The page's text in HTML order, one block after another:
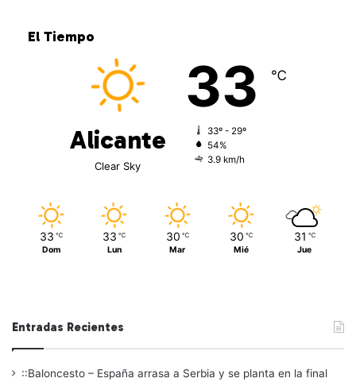
El Tiempo
Alicante
Clear Sky
33 ℃
33º - 29º
54%
3.9 km/h
33 ℃
Dom
33 ℃
Lun
30 ℃
Mar
30 ℃
Mié
31 ℃
Jue
Entradas Recientes
::Baloncesto – España arrasa a Serbia y se planta en la final